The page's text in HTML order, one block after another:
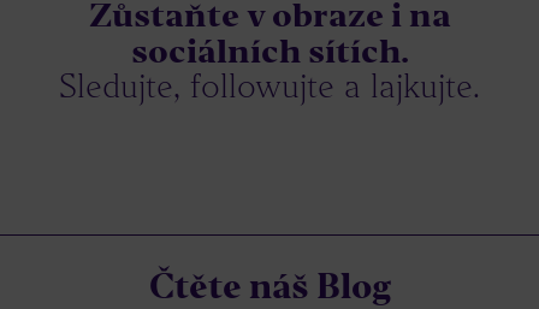
Zůstaňte v obraze i na
sociálních sítích.
Sledujte, followujte a lajkujte.
Čtěte náš Blog